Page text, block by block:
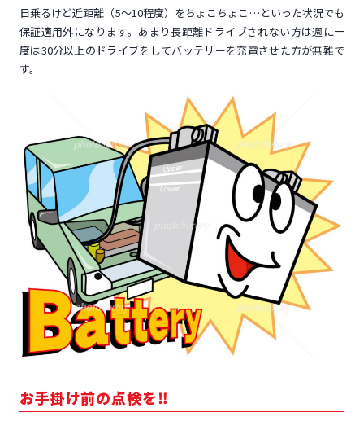
日乗るけど近距離（5～10程度）をちょこちょこ…といった状況でも
保証適用外になります。あまり長距離ドライブされない方は週に一
度は30分以上のドライブをしてバッテリーを充電させた方が無難で
す。
お手掛け前の点検を‼